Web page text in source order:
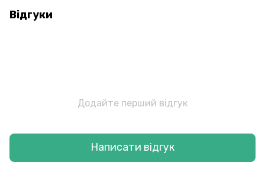
Відгуки
Додайте перший відгук
Написати відгук